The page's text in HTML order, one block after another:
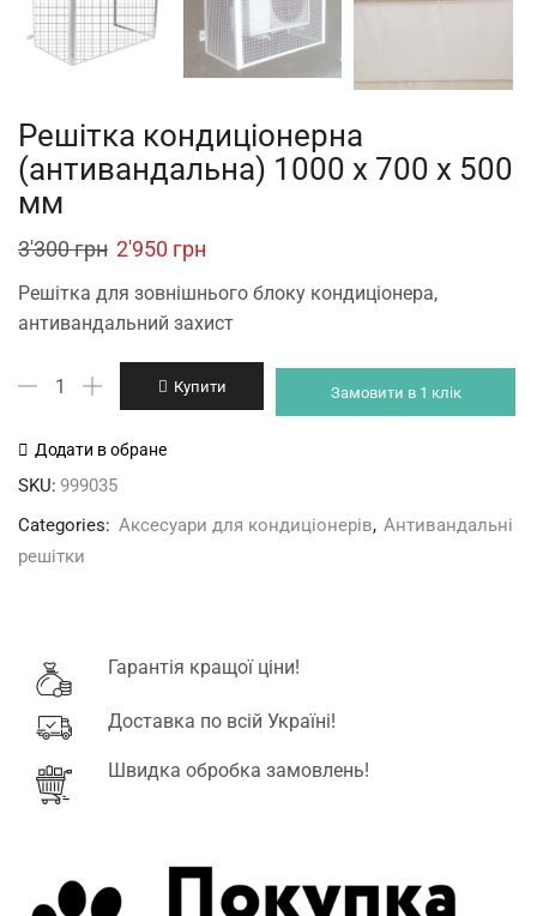
Решітка кондиціонерна
(антивандальна) 1000 х 700 х 500
мм
3'300грн Original
was:
2'950 грн
is:
Решітка для зовнішнього блоку кондиціонера,
антивандальний захист
Решітка
кондиціонерна
(антивандальна)
700
х
кількість
Купити Замовити в 1 клік
Додати в обране
SKU: 999035
Categories: Аксесуари для кондиціонерів, Антивандальні
решітки
Гарантія кращої ціни!
Доставка по всій Україні!
Швидка обробка замовлень!